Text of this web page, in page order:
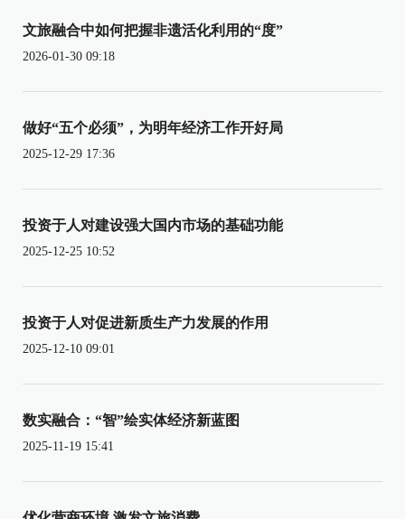
文旅融合中如何把握非遗活化利用的“度”
2026-01-30 09:18
做好“五个必须”，为明年经济工作开好局
2025-12-29 17:36
投资于人对建设强大国内市场的基础功能
2025-12-25 10:52
投资于人对促进新质生产力发展的作用
2025-12-10 09:01
数实融合：“智”绘实体经济新蓝图
2025-11-19 15:41